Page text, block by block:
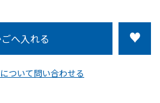
ついて問い合わせる